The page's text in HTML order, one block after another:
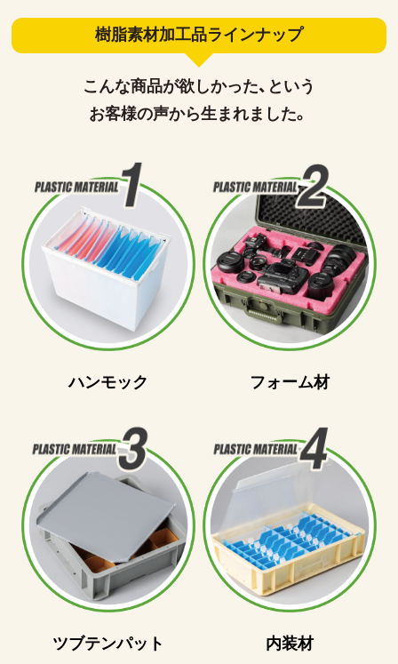
樹脂素材加工品ラインナップ
こんな商品が欲しかった、という
お客様の声から生まれました。
ハンモック フォーム材
ツブテンパット 内装材